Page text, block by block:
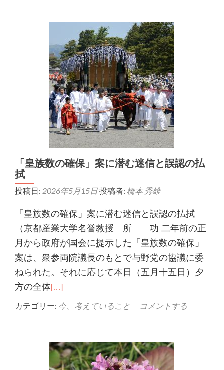
「皇族数の確保」案に潜む迷信と誤認の払
拭
投稿日: 2026年5月15日投稿者: 橋本 秀雄
「皇族数の確保」案に潜む迷信と誤認の払拭
（京都産業大学名誉教授 所 功 二年前の正
月から政府が国会に提示した「皇族数の確保」
案は、衆参両院議長のもとで与野党の協議に委
ねられた。それに応じて本日（五月十五日）夕
方の全体[…]
カテゴリー: 今、考えていること コメントする